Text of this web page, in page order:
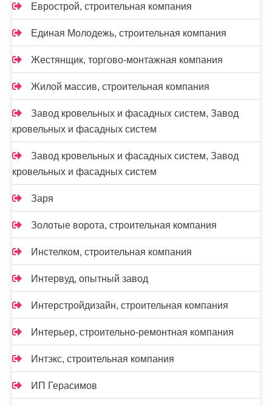
Еврострой, строительная компания
Единая Молодежь, строительная компания
Жестянщик, торгово-монтажная компания
Жилой массив, строительная компания
Завод кровельных и фасадных систем, Завод
кровельных и фасадных систем
Завод кровельных и фасадных систем, Завод
кровельных и фасадных систем
Заря
Золотые ворота, строительная компания
Инстелком, строительная компания
Интервуд, опытный завод
Интерстройдизайн, строительная компания
Интерьер, строительно-ремонтная компания
Интэкс, строительная компания
ИП Герасимов